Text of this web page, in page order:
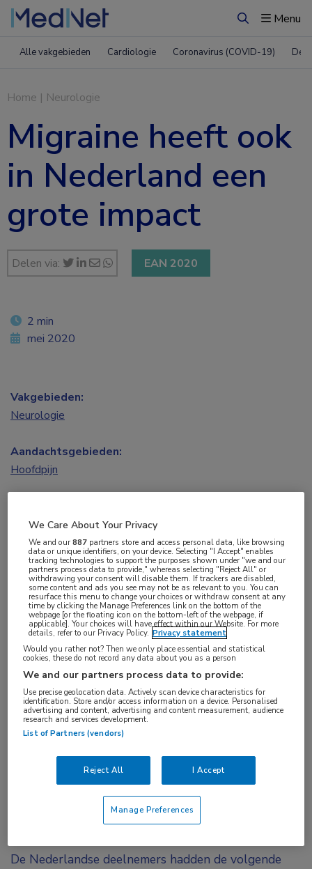
ZoekenMenu
Alle vakgebieden Cardiologie Coronavirus (COVID-19)
Home | Neurologie
Migraine heeft ook
in Nederland een
grote impact
Delen via: EAN 2020
De Nederlandse resultaten van de ‘My Migraine
Voice-survey’ maken duidelijk dat migraine een
aanzienlijke functionele, emotionele en
economische impact heeft. Patiënten met
therapiefalen op meerdere profylactische
medicijnen lijken er meer last van te hebben.
Deze resultaten zijn in lijn met de algehele
resultaten die in deze wereldwijde survey zijn
gevonden.
Zuid-Amerika, Europa, het Midden-Oosten, Noord-
Afrika en de Azië-Pacific regio. Van de 11.266
deelnemende patiënten woonden er 340 in
De Nederlandse deelnemers hadden de volgende
2 min
mei 2020
Vakgebieden:
Neurologie
Aandachtsgebieden:
Hoofdpijn
migraine
We Care About Your Privacy
We and our887 partners store and access personal data, like browsing
data or unique identifiers, on your device. Selecting "I Accept" enables
tracking technologies to support the purposes shown under "we and our
partners process data to provide," whereas selecting "Reject All" or
withdrawing your consent will disable them. If trackers are disabled,
some content and ads you see may not be as relevant to you. You can
resurface this menu to change your choices or withdraw consent at any
time by clicking the Manage Preferences link on the bottom of the
webpage [or the floating icon on the bottom-left of the webpage, if
applicable]. Your choices will have effect within our Website. For more
details, refer to our Privacy Policy. Privacy statement
Would you rather not? Then we only place essential and statistical
cookies, these do not record any data about you as a person
We and our partners process data to provide:
Use precise geolocation data. Actively scan device characteristics for
identification. Store and/or access information on a device. Personalised
advertising and content, advertising and content measurement, audience
research and services development.
List of Partners (vendors)
Reject All I Accept
Manage Preferences